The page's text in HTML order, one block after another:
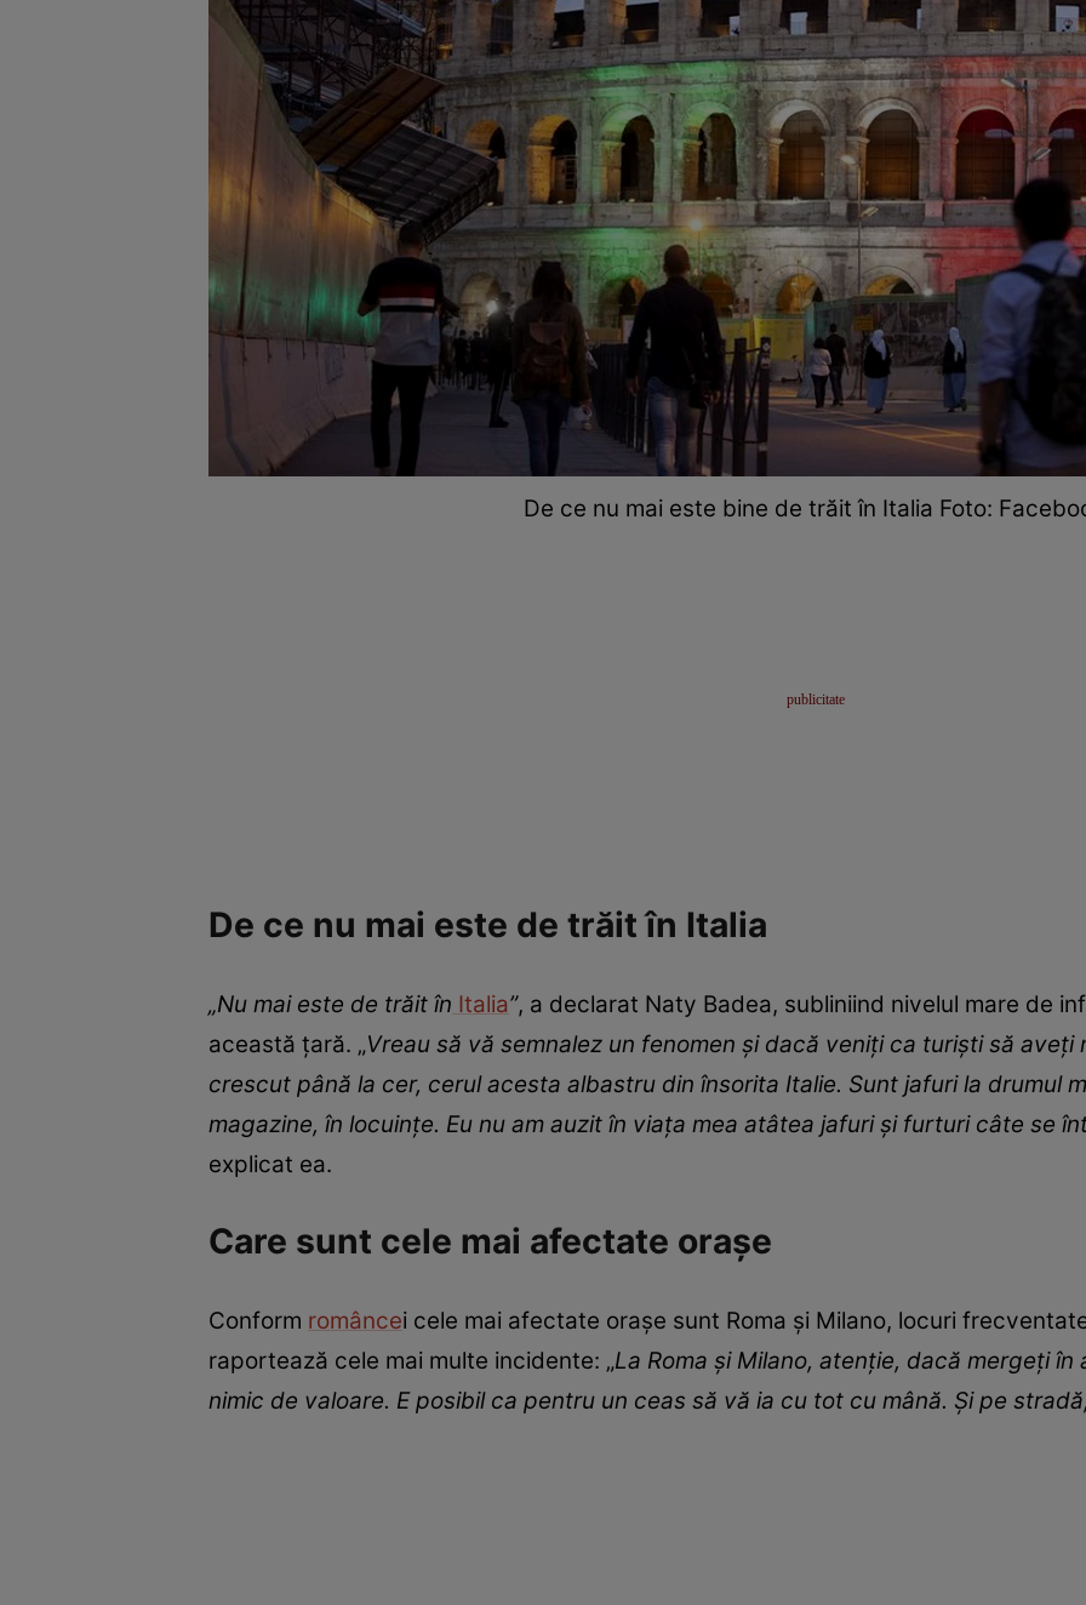
De ce nu mai este bine de trăit în Italia Foto:
De ce nu mai este de trăit în Italia
„Nu mai este de trăit în Italia”, a declarat Naty Badea, subliniind nivelul mare de
această țară. „Vreau să vă semnalez un fenomen și dacă veniți ca turiști să
crescut până la cer, cerul acesta albastru din însorita Italie. Sunt jafuri la drumul
magazine, în locuințe. Eu nu am auzit în viața mea atâtea jafuri și furturi câte se
explicat ea.
Care sunt cele mai afectate orașe
Conform româncei cele mai afectate orașe sunt Roma și Milano, locuri
raportează cele mai multe incidente: „La Roma și Milano, atenție, dacă mergeți
nimic de valoare. E posibil ca pentru un ceas să vă ia cu tot cu mână. Și pe